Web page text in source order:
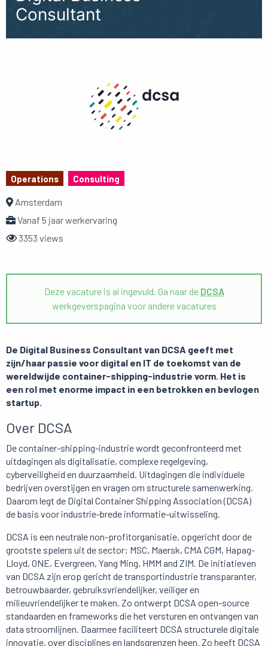
Consultant
Operations Consulting
Amsterdam
Vanaf 5 jaar werkervaring
3353 views
Deze vacature is al ingevuld. Ga naar de DCSA
werkgeverspagina voor andere vacatures
De Digital Business Consultant van DCSA geeft met
zijn/haar passie voor digital en IT de toekomst van de
wereldwijde container-shipping-industrie vorm. Het is
een rol met enorme impact in een betrokken en bevlogen
startup.
Over DCSA
De container-shipping-industrie wordt geconfronteerd met
uitdagingen als digitalisatie, complexe regelgeving,
cyberveiligheid en duurzaamheid. Uitdagingen die individuele
bedrijven overstijgen en vragen om structurele samenwerking.
Daarom legt de Digital Container Shipping Association (DCSA)
de basis voor industrie-brede informatie-uitwisseling.
DCSA is een neutrale non-profitorganisatie, opgericht door de
grootste spelers uit de sector: MSC, Maersk, CMA CGM, Hapag-
Lloyd, ONE, Evergreen, Yang Ming, HMM and ZIM. De initiatieven
van DCSA zijn erop gericht de transportindustrie transparanter,
betrouwbaarder, gebruiksvriendelijker, veiliger en
milieuvriendelijker te maken. Zo ontwerpt DCSA open-source
standaarden en frameworks die het versturen en ontvangen van
data stroomlijnen. Daarmee faciliteert DCSA structurele digitale
innovatie, over disciplines en landsgrenzen heen. Zo heeft DCSA